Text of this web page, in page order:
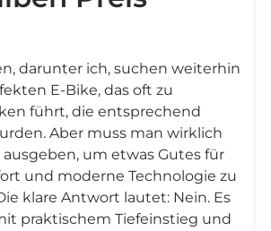
darunter ich, suchen weiterhin
E-Bike, das oft zu
führt, die entsprechend
Aber muss man wirklich
um etwas Gutes für
und moderne Technologie zu
klare Antwort lautet: Nein. Es
praktischem Tiefeinstieg und